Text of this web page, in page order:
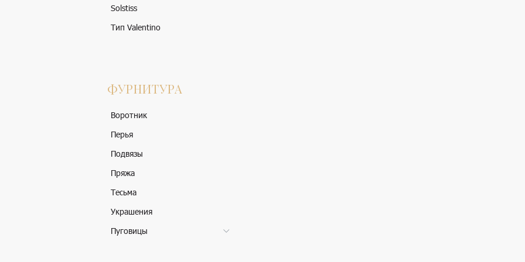
Solstiss
Тип Valentino
ФУРНИТУРА
Воротник
Перья
Подвязы
Пряжа
Тесьма
Украшения
Пуговицы